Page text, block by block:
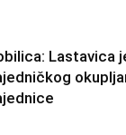
Lastavica